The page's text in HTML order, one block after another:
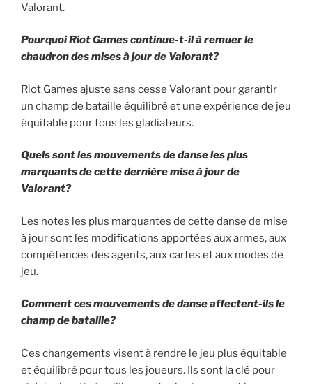
Valorant.
Pourquoi Riot Games continue-t-il à remuer le
chaudron des mises à jour de Valorant?
Riot Games ajuste sans cesse Valorant pour garantir
un champ de bataille équilibré et une expérience de jeu
équitable pour tous les gladiateurs.
Quels sont les mouvements de danse les plus
marquants de cette dernière mise à jour de
Valorant?
Les notes les plus marquantes de cette danse de mise
à jour sont les modifications apportées aux armes, aux
compétences des agents, aux cartes et aux modes de
jeu.
Comment ces mouvements de danse affectent-ils le
champ de bataille?
Ces changements visent à rendre le jeu plus équitable
et équilibré pour tous les joueurs. Ils sont la clé pour